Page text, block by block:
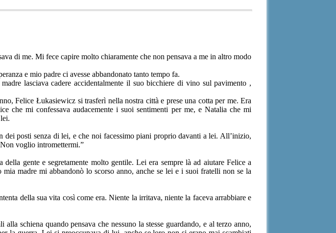
di me. Mi fece capire molto chiaramente che non pensava a me in altro modo
e mio padre ci avesse abbandonato tanto tempo fa.
lasciava cadere accidentalmente il suo bicchiere di vino sul pavimento ,
Felice Łukasiewicz si trasferì nella nostra città e prese una cotta per me. Era
che mi confessava audacemente i suoi sentimenti per me, e Natalia che mi
dei posti senza di lei, e che noi facessimo piani proprio davanti a lei. All’inizio,
voglio intromettermi.”
gente e segretamente molto gentile. Lei era sempre là ad aiutare Felice a
madre mi abbandonò lo scorso anno, anche se lei e i suoi fratelli non se la
della sua vita così come era. Niente la irritava, niente la faceva arrabbiare e
schiena quando pensava che nessuno la stesse guardando, e al terzo anno,